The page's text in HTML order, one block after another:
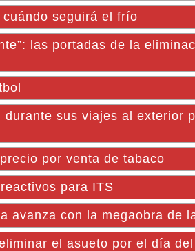
seguirá el frío
las portadas de la
sus viajes al exterior
por venta de tabaco
para ITS
avanza con la megaobra de
el asueto por el día